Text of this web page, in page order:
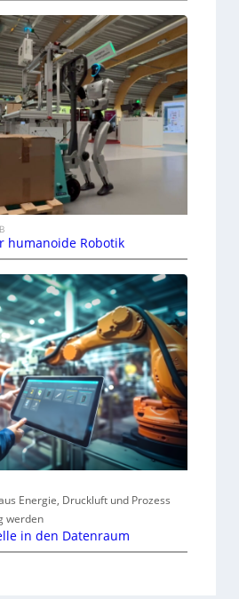
humanoide Robotik
Energie, Druckluft und Prozess
werden
in den Datenraum